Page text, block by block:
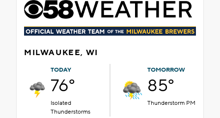
MILWAUKEE, WI
TODAY
76°
Isolated
Thunderstorms
TOMORROW
85°
Thunderstorm PM